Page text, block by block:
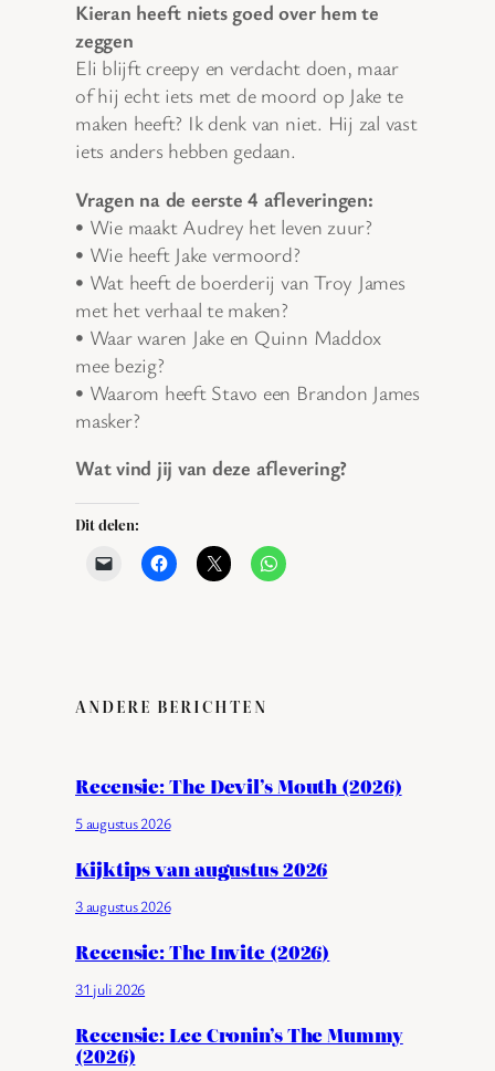
Kieran heeft niets goed over hem te
zeggen
Eli blijft creepy en verdacht doen, maar
of hij echt iets met de moord op Jake te
maken heeft? Ik denk van niet. Hij zal vast
iets anders hebben gedaan.
Vragen na de eerste 4 afleveringen:
• Wie maakt Audrey het leven zuur?
• Wie heeft Jake vermoord?
• Wat heeft de boerderij van Troy James
met het verhaal te maken?
• Waar waren Jake en Quinn Maddox
mee bezig?
• Waarom heeft Stavo een Brandon James
masker?
Wat vind jij van deze aflevering?
Dit delen:
ANDERE BERICHTEN
Recensie: The Devil’s Mouth (2026)
5 augustus 2026
Kijktips van augustus 2026
3 augustus 2026
Recensie: The Invite (2026)
31 juli 2026
Recensie: Lee Cronin’s The Mummy
(2026)